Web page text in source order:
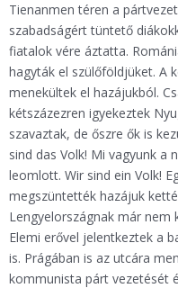
Tienanmen téren a
szabadságért tüntető
fiatalok vére áztatta.
hagyták el szülőföldjüket. A
menekültek el hazájukból.
kétszázezren igyekeztek
szavaztak, de őszre ők is
sind das Volk! Mi vagyunk a
leomlott. Wir sind ein Volk!
megszüntették hazájuk
Lengyelországnak már
Elemi erővel jelentkeztek a
is. Prágában is az utcára
kommunista párt vezetését